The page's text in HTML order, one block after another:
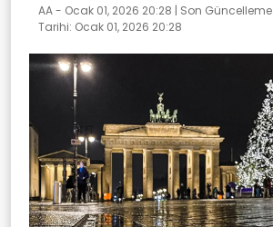
AA - Ocak 01, 2026 20:28 | Son Güncelleme
Tarihi: Ocak 01, 2026 20:28